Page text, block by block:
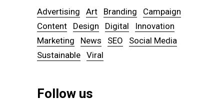
Advertising Art Branding
Campaign
Content
Design Digital
Innovation
Marketing
News SEO
Social Media
Sustainable Viral
Follow us